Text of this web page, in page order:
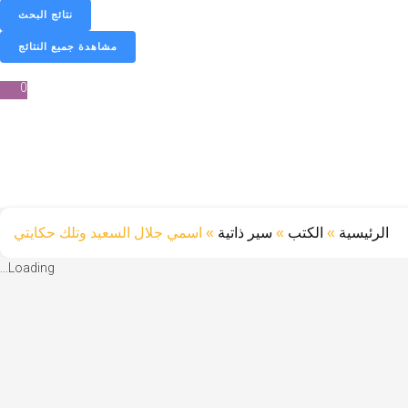
نتائج البحث
مشاهدة جميع النتائج
0
الرئيسية » الكتب » سير ذاتية » اسمي جلال السعيد وتلك حكايتي
Loading...